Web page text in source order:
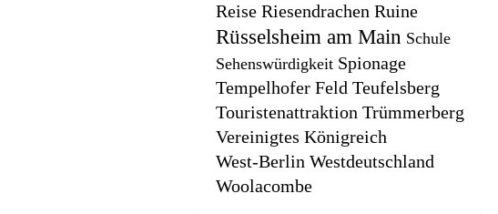
Reise Riesendrachen Ruine
Rüsselsheim am Main Schule
Sehenswürdigkeit Spionage
Tempelhofer Feld Teufelsberg
Touristenattraktion Trümmerberg
Vereinigtes Königreich
West-Berlin Westdeutschland
Woolacombe